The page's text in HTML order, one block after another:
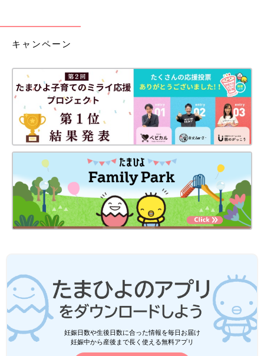
キャンペーン
妊娠日数や生後日数に合った情報を毎日お届け
妊娠中から産後まで長く使える無料アプリ